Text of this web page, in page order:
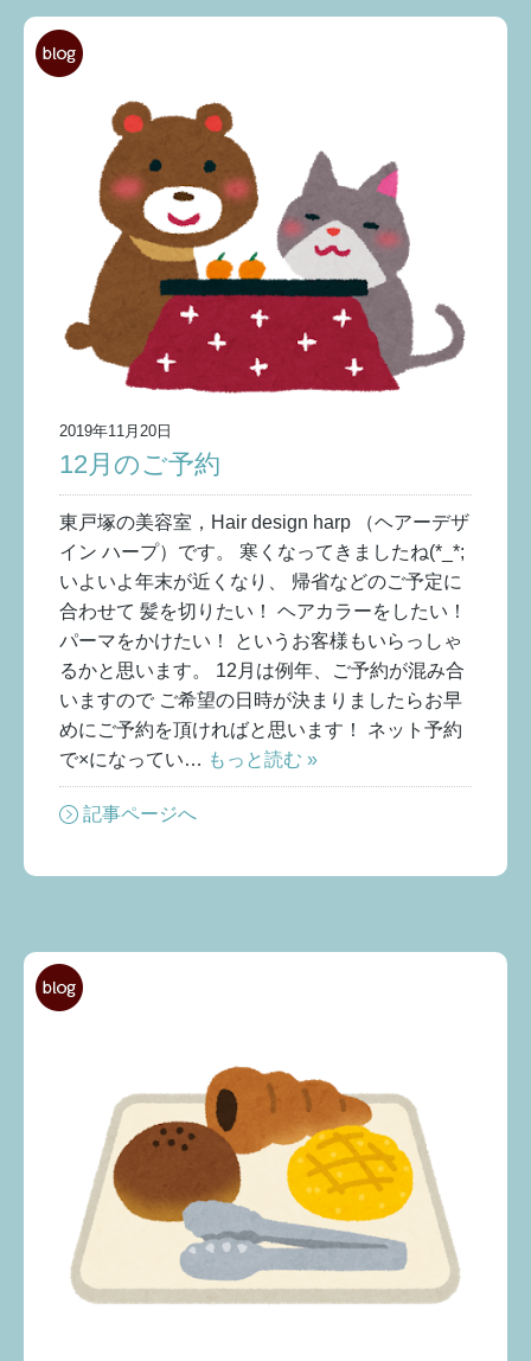
2019年11月20日
12月のご予約
東戸塚の美容室，Hair design harp （ヘアーデザ
イン ハープ）です。 寒くなってきましたね(*_*;
いよいよ年末が近くなり、 帰省などのご予定に
合わせて 髪を切りたい！ ヘアカラーをしたい！
パーマをかけたい！ というお客様もいらっしゃ
るかと思います。 12月は例年、ご予約が混み合
いますので ご希望の日時が決まりましたらお早
めにご予約を頂ければと思います！ ネット予約
で×になってい… もっと読む »
記事ページへ